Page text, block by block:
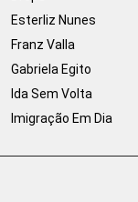
Esterliz Nunes
Franz Valla
Gabriela Egito
Ida Sem Volta
Imigração Em Dia